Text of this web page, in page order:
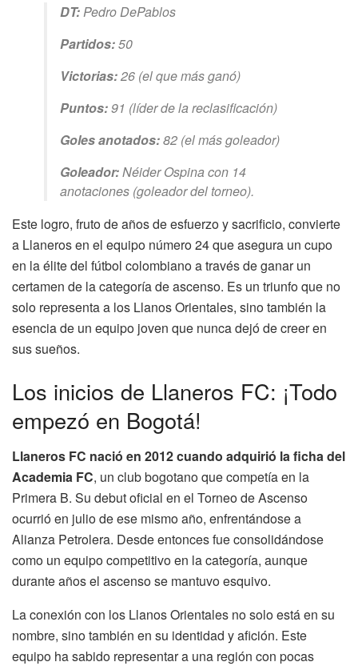
DT: Pedro DePablos
Partidos:50
Victorias:26 (el que más ganó)
Puntos:91 (líder de la reclasificación)
Goles anotados:82 (el más goleador)
Goleador:Néider Ospina con 14
anotaciones (goleador del torneo).
Este logro, fruto de años de esfuerzo y sacrificio, convierte
a Llaneros en el equipo número 24 que asegura un cupo
en la élite del fútbol colombiano a través de ganar un
certamen de la categoría de ascenso. Es un triunfo que no
solo representa a los Llanos Orientales, sino también la
esencia de un equipo joven que nunca dejó de creer en
sus sueños.
Los inicios de Llaneros FC: ¡Todo
empezó en Bogotá!
Llaneros FC nació en 2012 cuando adquirió la ficha del
Academia FC, un club bogotano que competía en la
Primera B. Su debut oficial en el Torneo de Ascenso
ocurrió en julio de ese mismo año, enfrentándose a
Alianza Petrolera. Desde entonces fue consolidándose
como un equipo competitivo en la categoría, aunque
durante años el ascenso se mantuvo esquivo.
La conexión con los Llanos Orientales no solo está en su
nombre, sino también en su identidad y afición. Este
equipo ha sabido representar a una región con pocas